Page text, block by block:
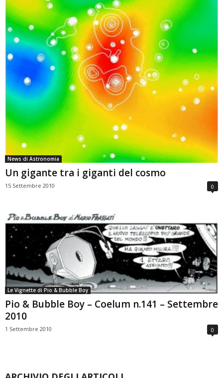
News di Astronomia
Un gigante tra i giganti del cosmo
15 Settembre 2010 0
Le Vignette di Pio & Bubble Boy
Pio & Bubble Boy – Coelum n.141 – Settembre
2010
1 Settembre 2010 0